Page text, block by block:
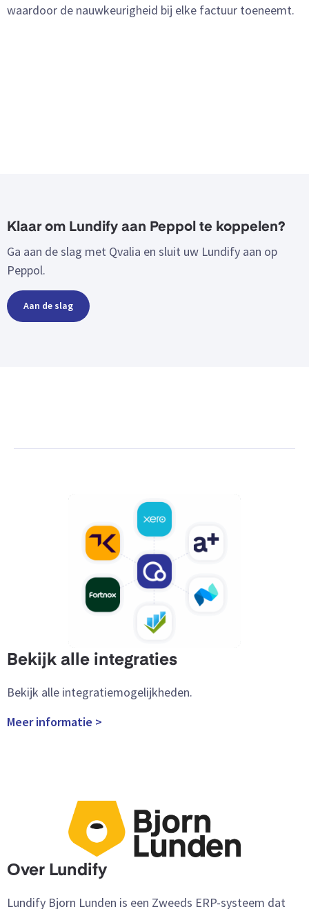
waardoor de nauwkeurigheid bij elke factuur toeneemt.
Klaar om Lundify aan Peppol te koppelen?
Ga aan de slag met Qvalia en sluit uw Lundify aan op
Peppol.
Aan de slag
Bekijk alle integraties
Bekijk alle integratiemogelijkheden.
Meer informatie >
Over Lundify
Lundify Bjorn Lunden is een Zweeds ERP-systeem dat